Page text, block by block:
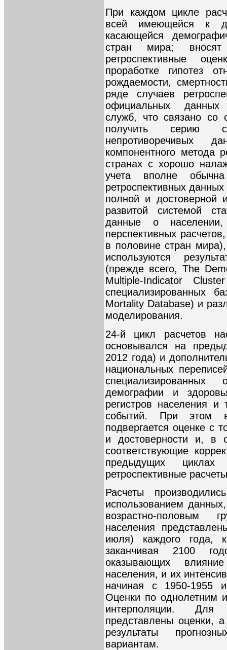
При каждом цикле
всей имеющейся к
касающейся
стран мира;
ретроспективные
проработке гипотез
рождаемости,
ряде случаев
официальных данных
служб, что связано со
получить серию
непротиворечивых
компонентного метода
странах с хорошо
учета вполне
ретроспективных
полной и достоверной
развитой системой
данные о
перспективных
в половине стран
используются
(прежде всего, The
Multiple-Indicator
специализированных
Mortality Database) и
моделирования.
24-й цикл расчетов
основывался на
2012 года) и
национальных
демографии и
регистров населения и
событий. При этом
подвергается оценке с
и достоверности и, в
соответствующие
предыдущих циклах
ретроспективные
Расчеты
использованием
возрастно-половым
населения
июля) каждого года,
заканчивая 2100
оказывающих
населения, и их
начиная с 1950-1955
Оценки по однолетним
интерполяции.
представлены оценки,
результаты
вариантам.